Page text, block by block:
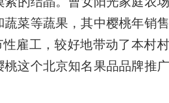
菜等蔬果，其中樱桃年销
雇工，较好地带动了本村
这个北京知名果品品牌推